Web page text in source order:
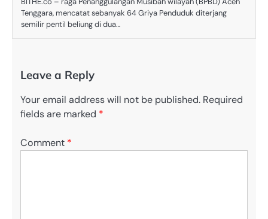
Tenggara, mencatat sebanyak 64 Griya Penduduk diterjang
semilir pentil beliung di dua…
Leave a Reply
Your email address will not be published. Required
fields are marked *
Comment *